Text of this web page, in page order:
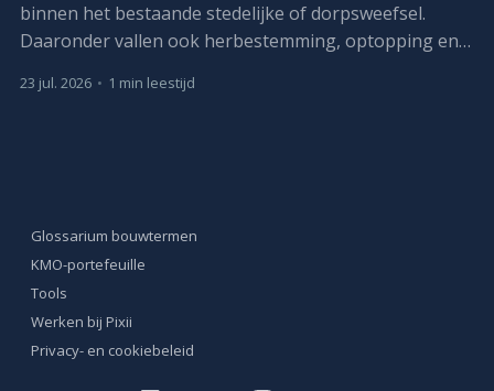
binnen het bestaande stedelijke of dorpsweefsel.
Daaronder vallen ook herbestemming, optopping en,
23 jul. 2026 • 1 min leestijd
Glossarium bouwtermen
KMO-portefeuille
Tools
Werken bij Pixii
Privacy- en cookiebeleid